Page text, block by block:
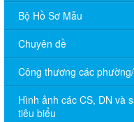
Bộ Hồ Sơ Mẫu
Chuyên đề
Công thương các
Hình ảnh các CS, DN và
tiêu biểu